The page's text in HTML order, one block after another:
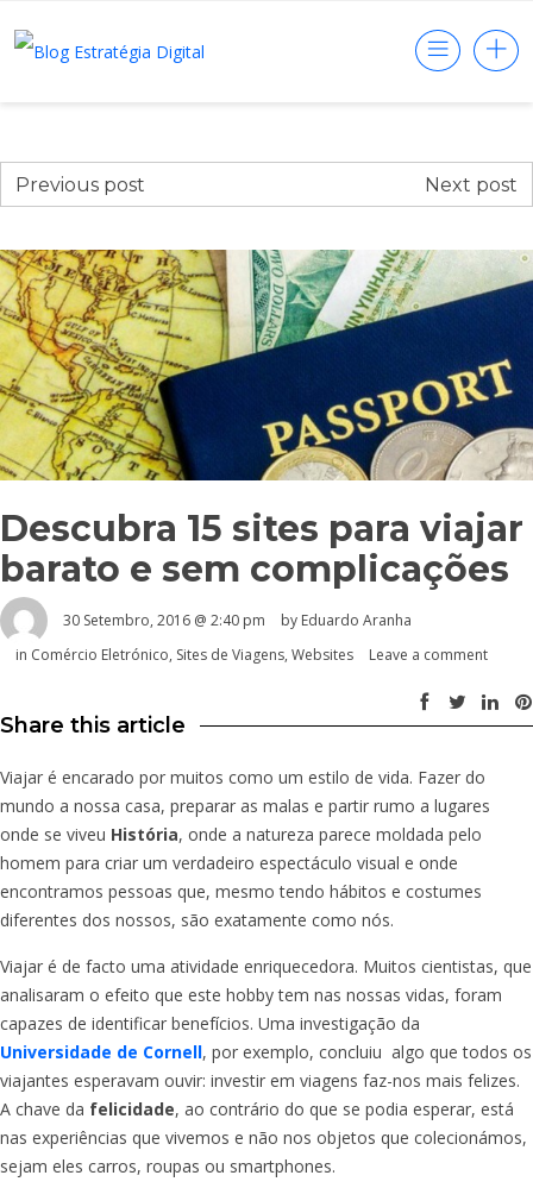
Previous post Next post
Descubra 15 sites para viajar
barato e sem complicações
30 Setembro, 2016 @ 2:40 pm by Eduardo Aranha
in Comércio Eletrónico, Sites de Viagens, Websites Leave a comment
Share this article
Viajar é encarado por muitos como um estilo de vida. Fazer do
mundo a nossa casa, preparar as malas e partir rumo a lugares
onde se viveu História, onde a natureza parece moldada pelo
homem para criar um verdadeiro espectáculo visual e onde
encontramos pessoas que, mesmo tendo hábitos e costumes
diferentes dos nossos, são exatamente como nós.
Viajar é de facto uma atividade enriquecedora. Muitos cientistas, que
analisaram o efeito que este hobby tem nas nossas vidas, foram
capazes de identificar benefícios. Uma investigação da
Universidade de Cornell, por exemplo, concluiu algo que todos os
viajantes esperavam ouvir: investir em viagens faz-nos mais felizes.
A chave da felicidade, ao contrário do que se podia esperar, está
nas experiências que vivemos e não nos objetos que colecionámos,
sejam eles carros, roupas ou smartphones.